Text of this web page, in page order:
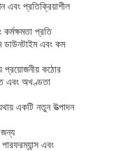
এবং প্রতিক্রিয়াশীল
প্রতি
ডাউনটাইম এবং কম
প্রয়োজনীয় কঠোর
এবং অখণ্ডতা
একটি নতুন উত্পাদন
জন্য
এবং